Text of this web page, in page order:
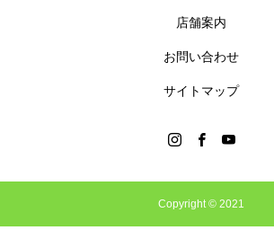
店舗案内
お問い合わせ
サイトマップ
Copyright © 2021